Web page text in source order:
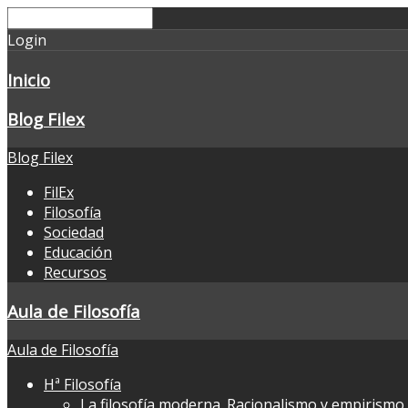
Login
Inicio
Blog Filex
Blog Filex
FilEx
Filosofía
Sociedad
Educación
Recursos
Aula de Filosofía
Aula de Filosofía
Hª Filosofía
La filosofía moderna. Racionalismo y empirismo